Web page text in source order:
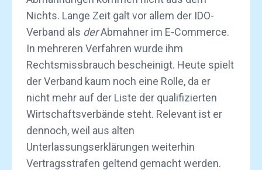
Nichts. Lange Zeit galt vor allem der IDO-
Verband als derAbmahner im E-Commerce.
In mehreren Verfahren wurde ihm
Rechtsmissbrauch bescheinigt. Heute spielt
der Verband kaum noch eine Rolle, da er
nicht mehr auf der Liste der qualifizierten
Wirtschaftsverbände steht. Relevant ist er
dennoch, weil aus alten
Unterlassungserklärungen weiterhin
Vertragsstrafen geltend gemacht werden.